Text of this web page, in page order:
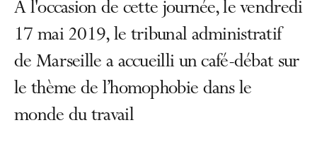
A l'occasion de cette journée, le vendredi
17 mai 2019, le tribunal administratif
de Marseille a accueilli un café-débat sur
le thème de l’homophobie dans le
monde du travail